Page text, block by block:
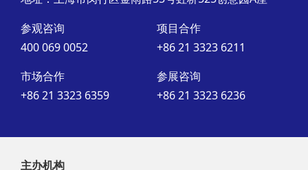
参观咨询
400 069 0052
项目合作
+86 21 3323 6211
市场合作
+86 21 3323 6359
参展咨询
+86 21 3323 6236
主办机构